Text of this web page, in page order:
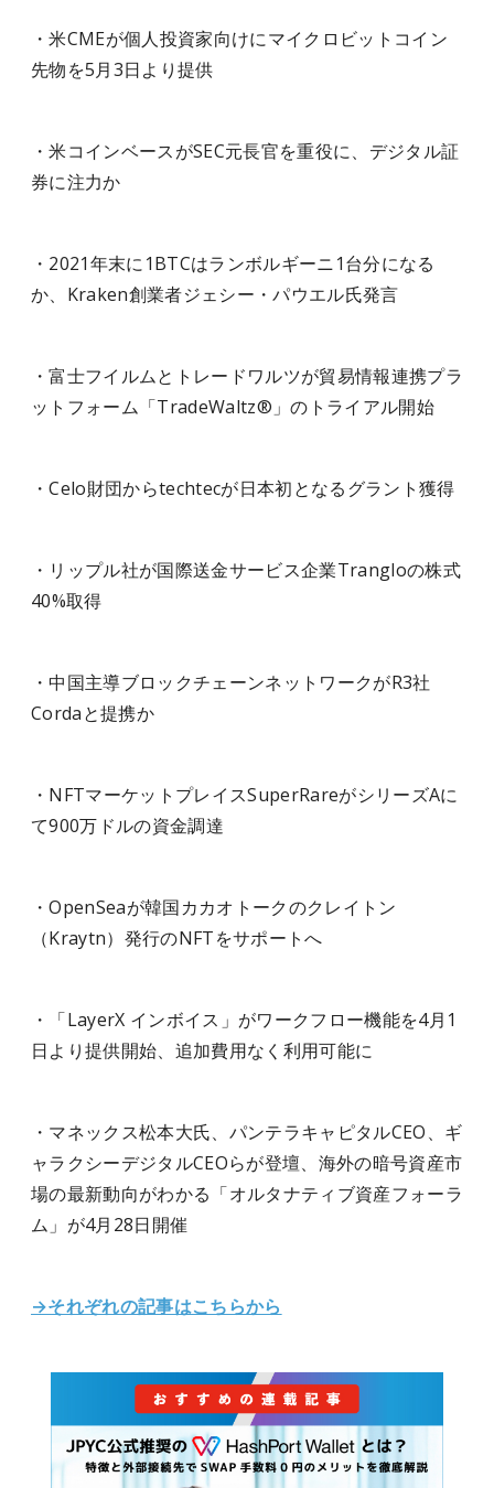
・米CMEが個人投資家向けにマイクロビットコイン
先物を5月3日より提供
・米コインベースがSEC元長官を重役に、デジタル証
券に注力か
・2021年末に1BTCはランボルギーニ1台分になる
か、Kraken創業者ジェシー・パウエル氏発言
・富士フイルムとトレードワルツが貿易情報連携プラ
ットフォーム「TradeWaltz®」のトライアル開始
・Celo財団からtechtecが日本初となるグラント獲得
・リップル社が国際送金サービス企業Trangloの株式
40%取得
・中国主導ブロックチェーンネットワークがR3社
Cordaと提携か
・NFTマーケットプレイスSuperRareがシリーズAに
て900万ドルの資金調達
・OpenSeaが韓国カカオトークのクレイトン
（Kraytn）発行のNFTをサポートへ
・「LayerX インボイス」がワークフロー機能を4月1
日より提供開始、追加費用なく利用可能に
・マネックス松本大氏、パンテラキャピタルCEO、ギ
ャラクシーデジタルCEOらが登壇、海外の暗号資産市
場の最新動向がわかる「オルタナティブ資産フォーラ
ム」が4月28日開催
→それぞれの記事はこちらから